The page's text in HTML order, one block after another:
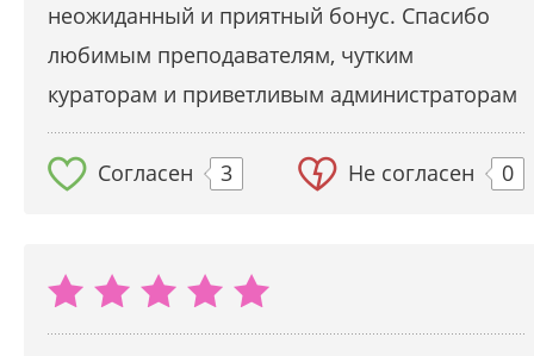
неожиданный и приятный бонус. Спасибо
любимым преподавателям, чутким
кураторам и приветливым администраторам
Согласен 3 Не согласен 0